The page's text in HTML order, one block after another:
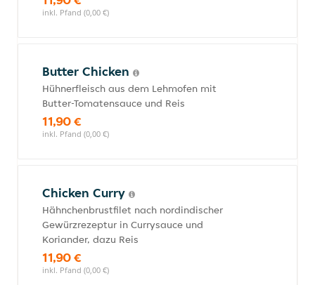
inkl. Pfand (0,00 €)
Butter Chicken
Hühnerfleisch aus dem Lehmofen mit
Butter-Tomatensauce und Reis
11,90 €
inkl. Pfand (0,00 €)
Chicken Curry
Hähnchenbrustfilet nach nordindischer
Gewürzrezeptur in Currysauce und
Koriander, dazu Reis
11,90 €
inkl. Pfand (0,00 €)